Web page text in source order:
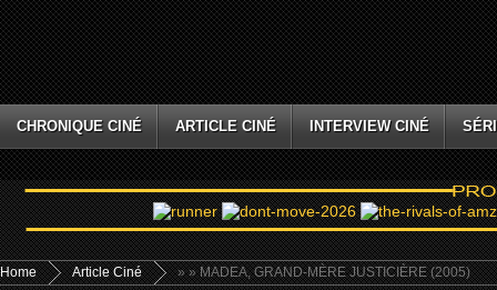
CHRONIQUE CINÉ ARTICLE CINÉ INTERVIEW CINÉ
Home »
Article Ciné » MADEA, GRAND-MÈRE JUSTICIÈRE (2005)